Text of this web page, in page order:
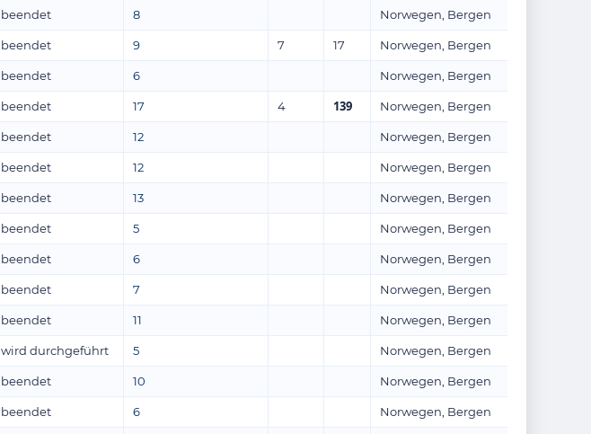
beendet 8 Norwegen, Bergen
beendet 9 7 17 Norwegen, Bergen
beendet 6 Norwegen, Bergen
beendet 17 4 139 Norwegen, Bergen
beendet 12 Norwegen, Bergen
beendet 12 Norwegen, Bergen
beendet 13 Norwegen, Bergen
beendet 5 Norwegen, Bergen
beendet 6 Norwegen, Bergen
beendet 7 Norwegen, Bergen
beendet 11 Norwegen, Bergen
wird durchgeführt 5 Norwegen, Bergen
beendet 10 Norwegen, Bergen
beendet 6 Norwegen, Bergen